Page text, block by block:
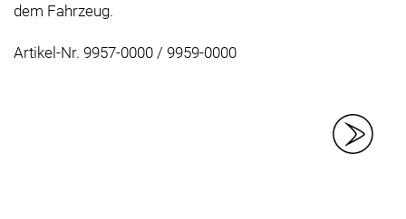
dem Fahrzeug.
Artikel-Nr. 9957-0000 / 9959-0000